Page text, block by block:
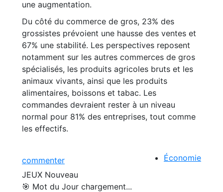
une augmentation.
Du côté du commerce de gros, 23% des
grossistes prévoient une hausse des ventes et
67% une stabilité. Les perspectives reposent
notamment sur les autres commerces de gros
spécialisés, les produits agricoles bruts et les
animaux vivants, ainsi que les produits
alimentaires, boissons et tabac. Les
commandes devraient rester à un niveau
normal pour 81% des entreprises, tout comme
les effectifs.
commenter
Économie
JEUX Nouveau
🎯 Mot du Jour chargement...